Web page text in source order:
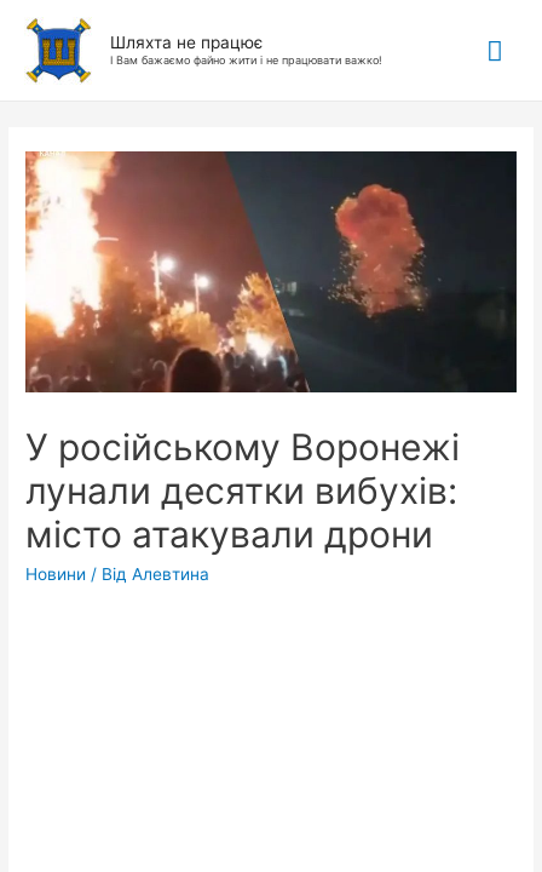
Шляхта не працює
І Вам бажаємо файно жити і не працювати важко!
У російському Воронежі
лунали десятки вибухів:
місто атакували дрони
Новини / ВідАлевтина